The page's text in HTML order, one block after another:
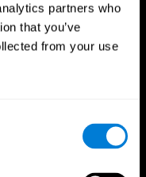
partners who
that you’ve
from your use